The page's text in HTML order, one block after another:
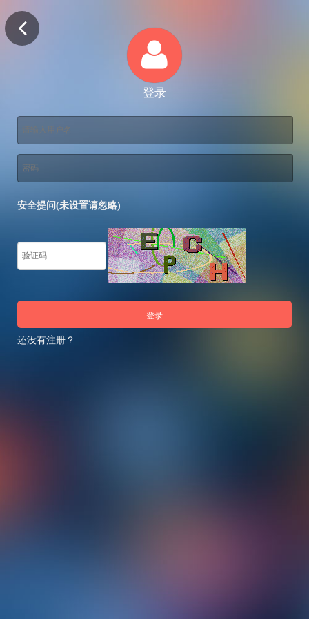
登录
安全提问(未设置请忽略)
登录
还没有注册？